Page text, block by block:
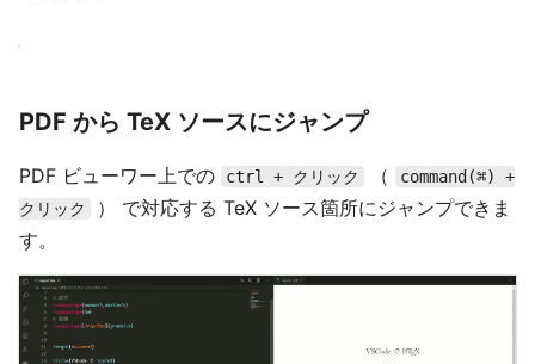
PDF から TeX ソースにジャンプ
PDF ビューワー上での ctrl + クリック （
command(⌘) +
クリック
） で対応する TeX ソース箇所にジャンプできま
す。